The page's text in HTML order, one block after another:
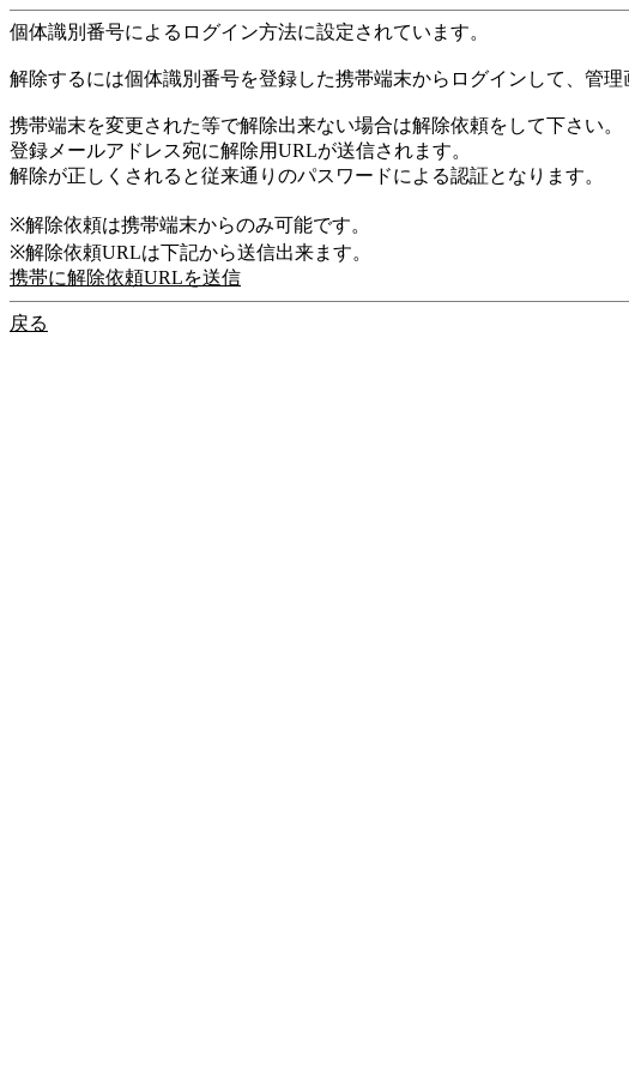
個体識別番号によるログイン方法に設定されています。
解除するには個体識別番号を登録した携帯端末からログインして、管理
携帯端末を変更された等で解除出来ない場合は解除依頼をして下さい。
登録メールアドレス宛に解除用URLが送信されます。
解除が正しくされると従来通りのパスワードによる認証となります。
※解除依頼は携帯端末からのみ可能です。
※解除依頼URLは下記から送信出来ます。
携帯に解除依頼URLを送信
戻る